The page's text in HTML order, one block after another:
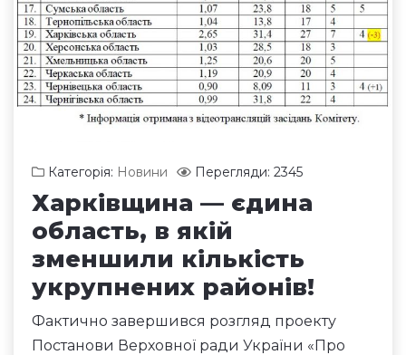
Категорія: Новини Перегляди: 2345
Харківщина — єдина
область, в якій
зменшили кількість
укрупнених районів!
Фактично завершився розгляд проекту
Постанови Верховної ради України «Про